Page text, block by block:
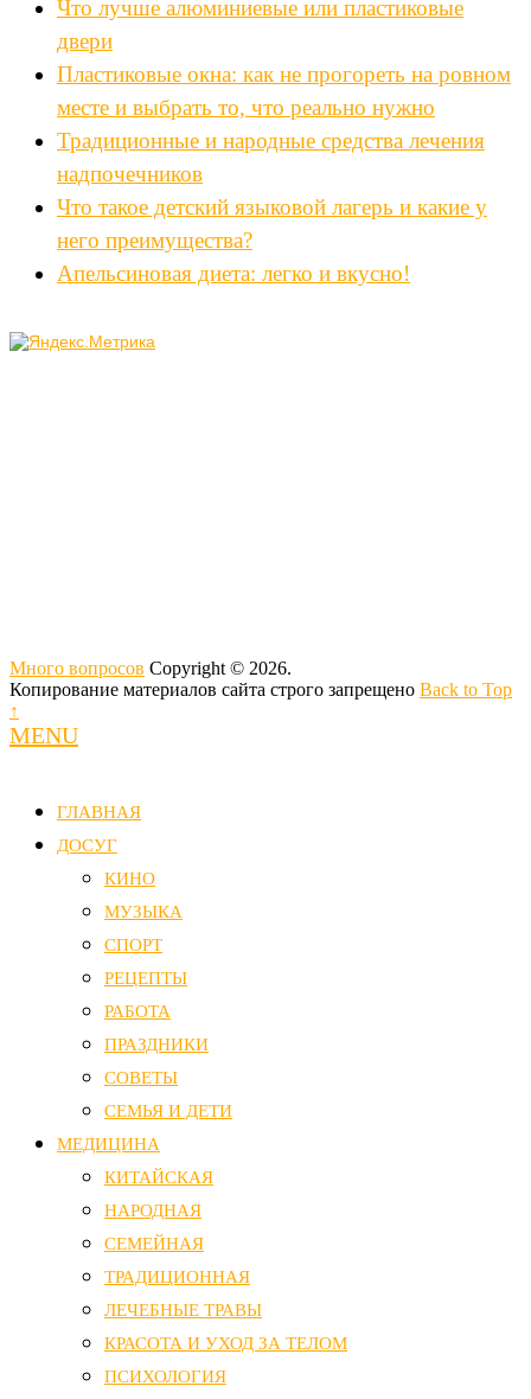
Что лучше алюминиевые или пластиковые
двери
Пластиковые окна: как не прогореть на ровном
месте и выбрать то, что реально нужно
Традиционные и народные средства лечения
надпочечников
Что такое детский языковой лагерь и какие у
него преимущества?
Апельсиновая диета: легко и вкусно!
Много вопросов Copyright © 2026.
Копирование материалов сайта строго запрещено Back to Top
↑
MENU
ГЛАВНАЯ
ДОСУГ
КИНО
МУЗЫКА
СПОРТ
РЕЦЕПТЫ
РАБОТА
ПРАЗДНИКИ
СОВЕТЫ
СЕМЬЯ И ДЕТИ
МЕДИЦИНА
КИТАЙСКАЯ
НАРОДНАЯ
СЕМЕЙНАЯ
ТРАДИЦИОННАЯ
ЛЕЧЕБНЫЕ ТРАВЫ
КРАСОТА И УХОД ЗА ТЕЛОМ
ПСИХОЛОГИЯ